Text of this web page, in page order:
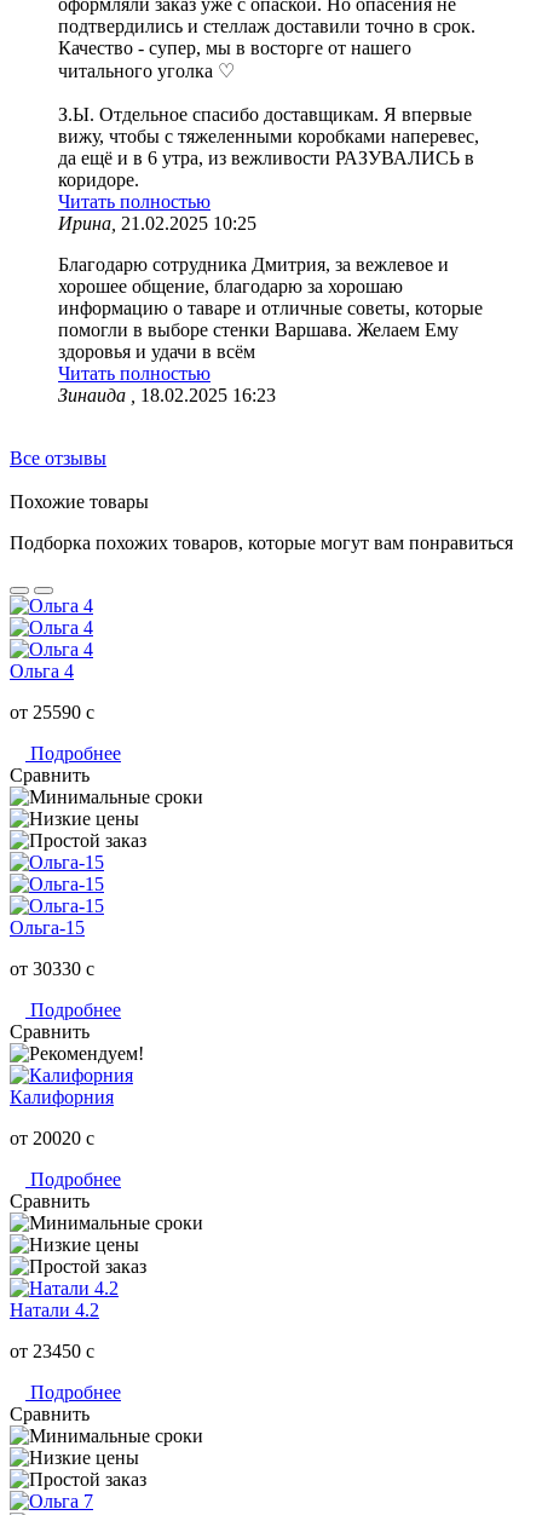
подтвердились и стеллаж доставили точно в срок.
Качество - супер, мы в восторге от нашего
читального уголка ♡
З.Ы. Отдельное спасибо доставщикам. Я впервые
вижу, чтобы с тяжеленными коробками наперевес,
да ещё и в 6 утра, из вежливости РАЗУВАЛИСЬ в
коридоре.
Читать полностью
Ирина, 21.02.2025 10:25
Благодарю сотрудника Дмитрия, за вежлевое и
хорошее общение, благодарю за хорошаю
информацию о таваре и отличные советы, которые
помогли в выборе стенки Варшава. Желаем Ему
здоровья и удачи в всём
Читать полностью
Зинаида ,
18.02.2025 16:23
Все отзывы
Похожие товары
Подборка похожих товаров, которые могут вам понравиться
Ольга 4
от 25590 c
Подробнее
Сравнить
Ольга-15
от 30330 c
Подробнее
Сравнить
Калифорния
от 20020 c
Подробнее
Сравнить
Натали 4.2
от 23450 c
Подробнее
Сравнить